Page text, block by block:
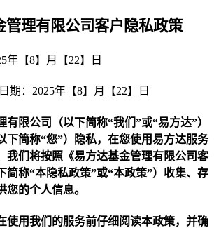
管理有限公司客户隐私政策
年【8】月【22】日
期： 2025年【8】月【22】日
有限公司（以下简称“我们”或“易方达”）
下简称“您”）隐私，在您使用易方达服务
我们将按照《易方达基金管理有限公司客
简称“本隐私政策”或“本政策”）收集、存
您的个人信息。
使用我们的服务前仔细阅读本政策，并确